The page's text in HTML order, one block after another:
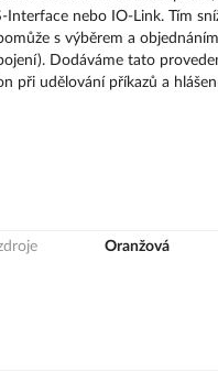
nebo IO-Link. Tím
s výběrem a
Dodáváme tato
při udělování příkazů a
Oranžová